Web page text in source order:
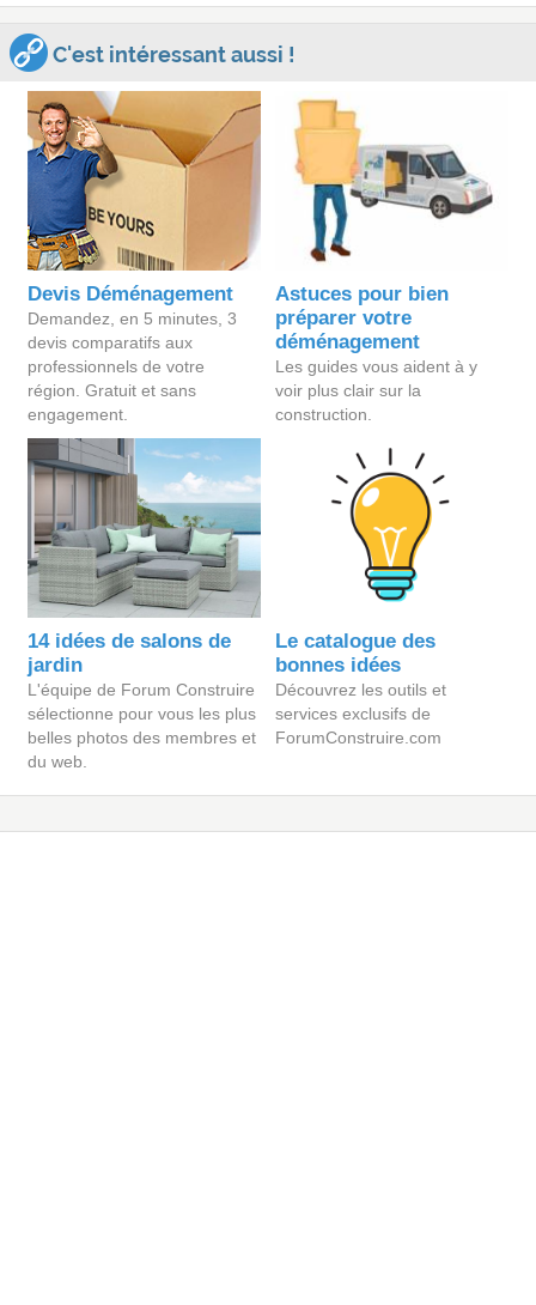
C'est intéressant aussi !
Devis Déménagement
Demandez, en 5 minutes, 3
devis comparatifs aux
professionnels de votre
région. Gratuit et sans
engagement.
Astuces pour bien
préparer votre
déménagement
Les guides vous aident à y
voir plus clair sur la
construction.
14 idées de salons de
jardin
L'équipe de Forum Construire
sélectionne pour vous les plus
belles photos des membres et
du web.
Le catalogue des
bonnes idées
Découvrez les outils et
services exclusifs de
ForumConstruire.com